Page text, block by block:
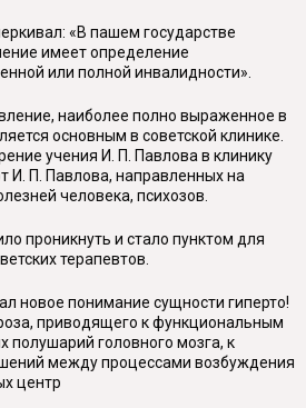
«В пашем государстве
имеет определение
или полной инвалидности».
наиболее полно выраженное в
основным в советской клинике.
учения И. П. Павлова в клинику
И. П. Павлова, направленных на
человека, психозов.
проникнуть и стало пунктом для
терапевтов.
новое понимание сущности гиперто!
приводящего к функциональным
полушарий головного мозга, к
между процессами возбуждения
центр